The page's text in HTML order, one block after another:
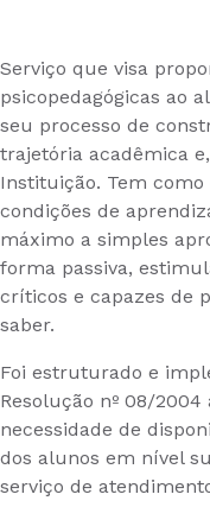
Serviço que visa
psicopedagógicas ao
seu processo de
trajetória acadêmica
Instituição. Tem
condições de
máximo a simples
forma passiva,
críticos e capazes de
saber.
Foi estruturado e
Resolução nº 08/
necessidade de
dos alunos em nível
serviço de